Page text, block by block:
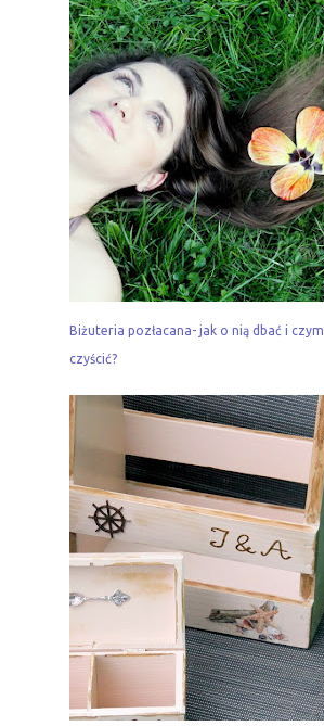
Biżuteria pozłacana- jak o nią dbać i czym
czyścić?